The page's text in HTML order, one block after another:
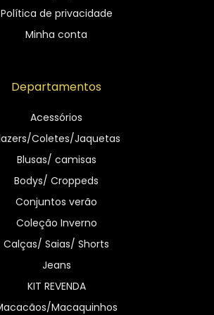
Política de privacidade
Minha conta
Departamentos
Acessórios
Coletes/Jaquetas
Blusas/ camisas
Bodys/ Croppeds
Conjuntos verão
Coleção Inverno
Calças/ Saias/ Shorts
Jeans
KIT REVENDA
Macaquinhos